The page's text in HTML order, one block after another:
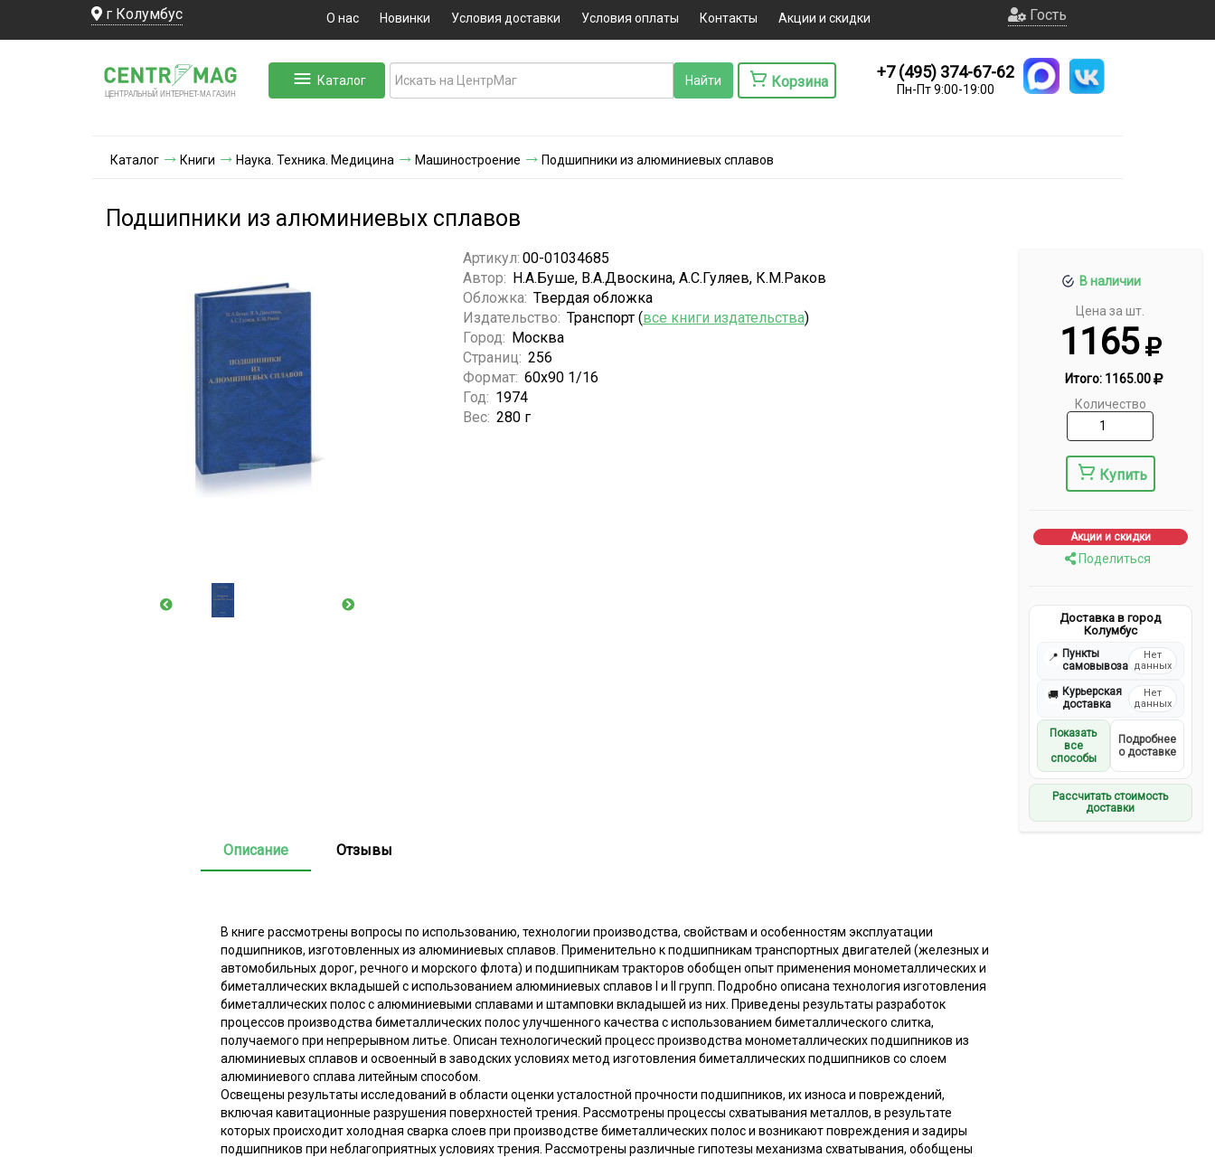
г Колумбус О нас Новинки Условия доставки Условия оплаты Контакты Акции и скидки Гость
ЦЕНТРАЛЬНЫЙ ИНТЕРНЕТ-МА ГАЗИН
Каталог Корзина
+7 (495) 374-67-62
Пн-Пт 9:00-19:00
Каталог Книги Наука. Техника. Медицина Машиностроение Подшипники из алюминиевых сплавов
Подшипники из алюминиевых сплавов
В наличии
Цена за шт.
1165
Итого: 1165.00
Количество
Купить
Акции и скидки
Поделиться
Доставка в город
Колумбус
📍 Пункты
самовывоза
Нет
данных
🚚 Курьерская
доставка
Нет
данных
Показать
все
способы
Подробнее
о доставке
Рассчитать стоимость
доставки
Артикул: 00-01034685
Автор: Н.А.Буше, В.А.Двоскина, А.С.Гуляев, К.М.Раков
Обложка: Твердая обложка
Издательство: Транспорт (все книги издательства)
Город: Москва
Страниц: 256
Формат: 60х90 1/16
Год: 1974
Вес: 280 г
Описание Отзывы
В книге рассмотрены вопросы по использованию, технологии производства, свойствам и особенностям эксплуатации
подшипников, изготовленных из алюминиевых сплавов. Применительно к подшипникам транспортных двигателей (железных и
автомобильных дорог, речного и морского флота) и подшипникам тракторов обобщен опыт применения монометаллических и
биметаллических вкладышей с использованием алюминиевых сплавов I и II групп. Подробно описана технология изготовления
биметаллических полос с алюминиевыми сплавами и штамповки вкладышей из них. Приведены результаты разработок
процессов производства биметаллических полос улучшенного качества с использованием биметаллического слитка,
получаемого при непрерывном литье. Описан технологический процесс производства монометаллических подшипников из
алюминиевых сплавов и освоенный в заводских условиях метод изготовления биметаллических подшипников со слоем
алюминиевого сплава литейным способом.
Освещены результаты исследований в области оценки усталостной прочности подшипников, их износа и повреждений,
включая кавитационные разрушения поверхностей трения. Рассмотрены процессы схватывания металлов, в результате
которых происходит холодная сварка слоев при производстве биметаллических полос и возникают повреждения и задиры
подшипников при неблагоприятных условиях трения. Рассмотрены различные гипотезы механизма схватывания, обобщены